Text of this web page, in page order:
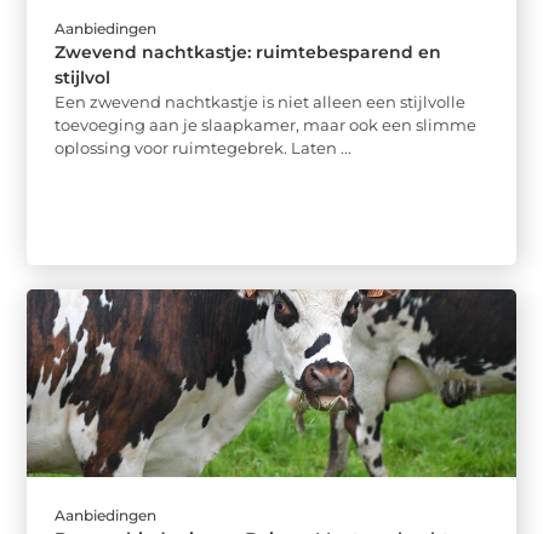
Aanbiedingen
Zwevend nachtkastje: ruimtebesparend en
stijlvol
Een zwevend nachtkastje is niet alleen een stijlvolle
toevoeging aan je slaapkamer, maar ook een slimme
oplossing voor ruimtegebrek. Laten ...
Aanbiedingen